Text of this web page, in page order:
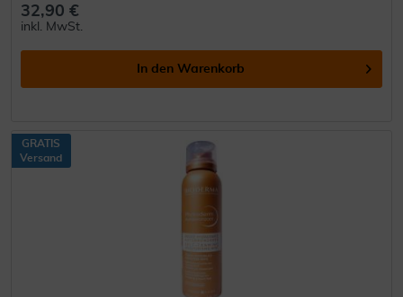
32,90 €
inkl. MwSt.
In den Warenkorb
GRATIS
Versand